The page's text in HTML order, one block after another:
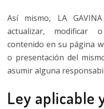
Así mismo, LA
actualizar, modificar
contenido en su página
o presentación del
asumir alguna
Ley aplicable